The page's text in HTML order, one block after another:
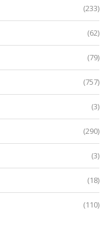
(233)
(62)
(79)
(757)
(3)
(290)
(3)
(18)
(110)